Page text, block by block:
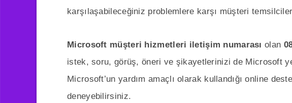
karşılaşabileceğiniz problemlere karşı müşteri
Microsoft müşteri hizmetleri iletişim numarası olan
istek, soru, görüş, öneri ve şikayetlerinizi de Microsoft
Microsoft’un yardım amaçlı olarak kullandığı online
deneyebilirsiniz.